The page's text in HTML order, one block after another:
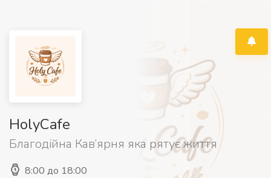
HolyCafe
Благодійна Кав’ярня яка рятує життя
8:00 до 18:00